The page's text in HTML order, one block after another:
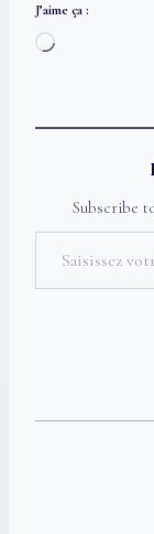
J’aime ça :
C
r
n
Subscribe
Saisissez votre adresse e-mail…